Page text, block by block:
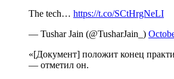
The tech… https://t.co/SCtHrgNeLI
— Tushar Jain (@TusharJain_)
«[Документ] положит конец
— отметил он.